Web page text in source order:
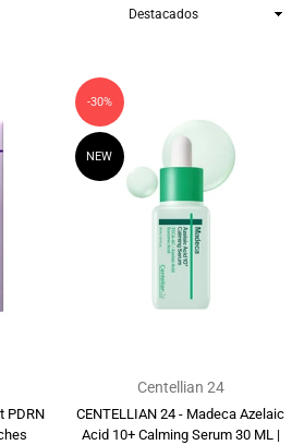
Ordenar
PDRN
-30%
NEW
Centellian 24
CENTELLIAN 24 - Madeca Azelaic
Acid 10+ Calming Serum 30 ML |